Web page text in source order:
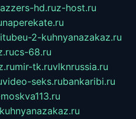
hd.ruz-host.ru
naperekate.ru
2-kuhnyanazakaz.ru
cs-68.ru
mir-tk.ruvlknrussia.ru
video-seks.rubankaribi.ru